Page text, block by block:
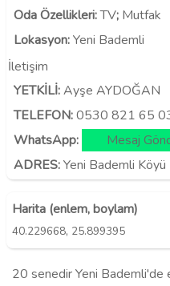
Oda Özellikleri:TV; Mutfak
Lokasyon:Yeni Bademli
İletişim
YETKİLİ:Ayşe AYDOĞAN
TELEFON:0530 821 65
WhatsApp:
Mesaj
ADRES:Yeni Bademli Köyü
Harita (enlem, boylam)
40.229668, 25.899395
20 senedir Yeni Bademli'de